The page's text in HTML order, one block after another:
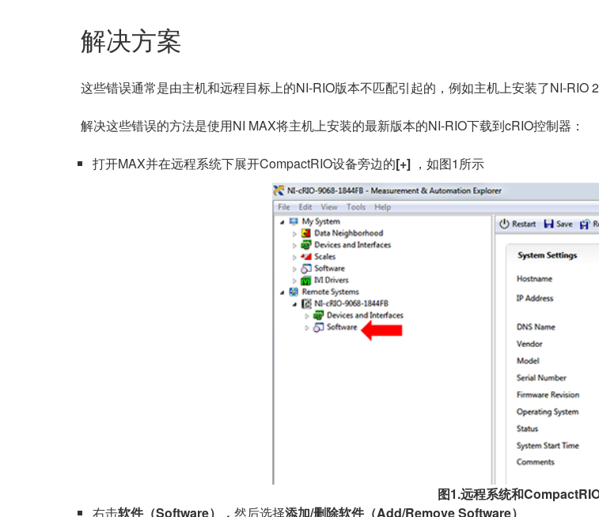
解决方案
这些错误通常是由主机和远程目标上的NI-RIO版本不匹配引起的，例如主机上安装了NI-RIO
解决这些错误的方法是使用NI MAX将主机上安装的最新版本的NI-RIO下载到cRIO控制器：
打开MAX并在远程系统下展开CompactRIO设备旁边的[+] ，如图1所示
图1.远程系统和
右击软件（Software）， 然后选择添加/删除软件（Add/Remove Software）